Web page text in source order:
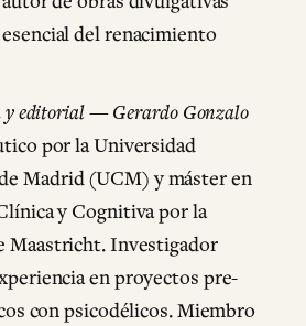
del renacimiento
y editorial — Gerardo Gonzalo
por la Universidad
Madrid (UCM) y máster en
y Cognitiva por la
Maastricht. Investigador
en proyectos pre-
con psicodélicos. Miembro